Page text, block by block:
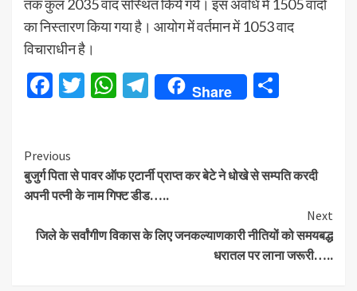
तक कुल 2035 वाद संस्थित किये गये। इस अवधि में 1505 वादों
का निस्तारण किया गया है। आयोग में वर्तमान में 1053 वाद
विचाराधीन है।
Facebook
TwitterWhatsApp
Telegram
Share
Continue
Reading
Previous
बुजुर्ग पिता से पावर ऑफ एटार्नी प्राप्त कर बेटे ने धोखे से सम्पति करदी
अपनी पत्नी के नाम गिफ्ट डीड…..
Next
जिले के सर्वांगीण विकास के लिए जनकल्याणकारी नीतियों को समयबद्ध
धरातल पर लाना जरूरी…..